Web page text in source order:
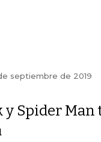
septiembre de 2019
y Spider